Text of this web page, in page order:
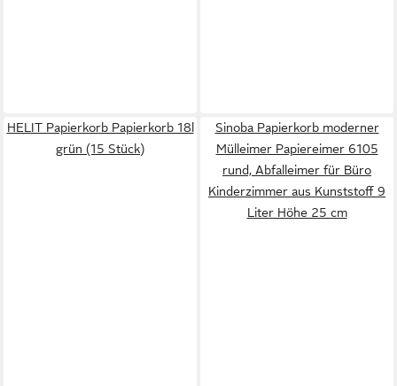
HELIT Papierkorb Papierkorb 18l
grün (15 Stück)
Sinoba Papierkorb moderner
Mülleimer Papiereimer 6105
rund, Abfalleimer für Büro
Kinderzimmer aus Kunststoff 9
Liter Höhe 25 cm